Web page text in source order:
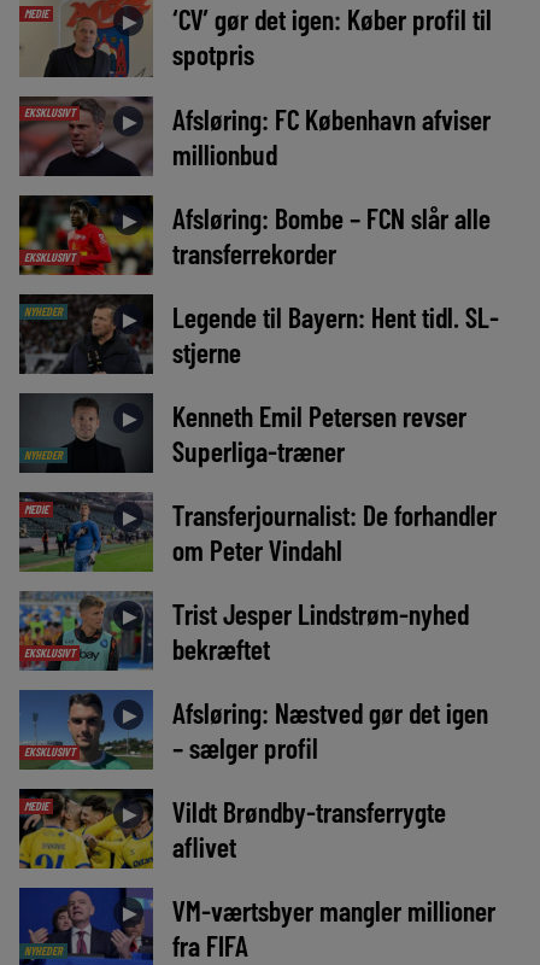
MEDIE ►
‘CV’ gør det igen: Køber profil til
spotpris
EKSKLUSIVT ►
Afsløring: FC København afviser
millionbud
EKSKLUSIVT
►
Afsløring: Bombe – FCN slår alle
transferrekorder
NYHEDER ►
Legende til Bayern: Hent tidl. SL-
stjerne
NYHEDER
►
Kenneth Emil Petersen revser
Superliga-træner
MEDIE ►
Transferjournalist: De forhandler
om Peter Vindahl
EKSKLUSIVT
►
Trist Jesper Lindstrøm-nyhed
bekræftet
EKSKLUSIVT
►
Afsløring: Næstved gør det igen
– sælger profil
MEDIE ►
Vildt Brøndby-transferrygte
aflivet
NYHEDER
►
VM-værtsbyer mangler millioner
fra FIFA